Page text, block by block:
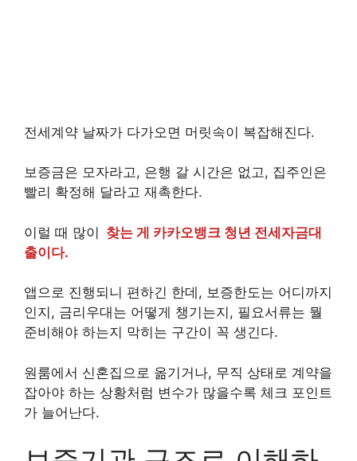
전세계약 날짜가 다가오면 머릿속이 복잡해진다.
보증금은 모자라고, 은행 갈 시간은 없고, 집주인은
빨리 확정해 달라고 재촉한다.
이럴 때 많이 찾는 게 카카오뱅크 청년 전세자금대
출이다.
앱으로 진행되니 편하긴 한데, 보증한도는 어디까지
인지, 금리우대는 어떻게 챙기는지, 필요서류는 뭘
준비해야 하는지 막히는 구간이 꼭 생긴다.
원룸에서 신혼집으로 옮기거나, 무직 상태로 계약을
잡아야 하는 상황처럼 변수가 많을수록 체크 포인트
가 늘어난다.